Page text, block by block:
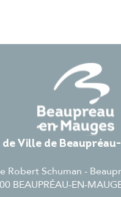
de Ville de
Robert Schuman -
BEAUPRÉAU-EN-